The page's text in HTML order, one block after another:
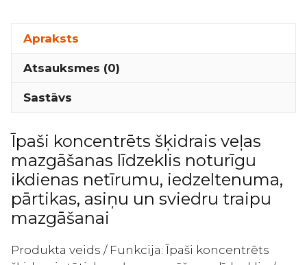
šķidrais
veļas
daudzums
Apraksts
Atsauksmes (0)
Sastāvs
Īpaši koncentrēts šķidrais veļas
mazgāšanas līdzeklis noturīgu
ikdienas netīrumu, iedzeltenuma,
pārtikas, asiņu un sviedru traipu
mazgāšanai
Produkta veids / Funkcija: Īpaši koncentrēts